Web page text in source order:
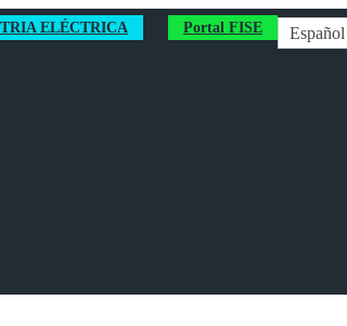
ELÉCTRICA Portal FISE Español